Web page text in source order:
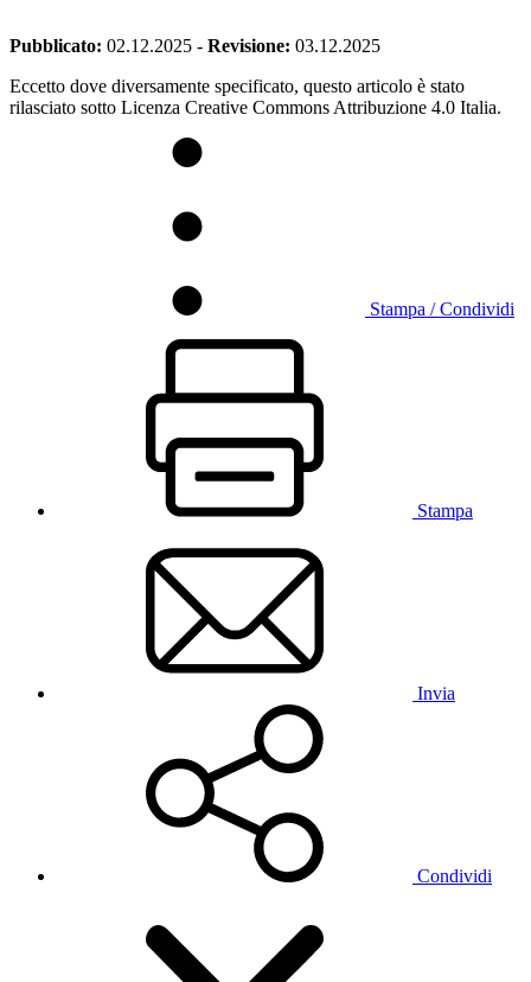
Pubblicato: 02.12.2025 - Revisione: 03.12.2025
Eccetto dove diversamente specificato, questo articolo è stato
rilasciato sotto Licenza Creative Commons Attribuzione 4.0 Italia.
Stampa / Condividi
Stampa
Invia
Condividi